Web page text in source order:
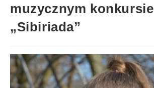
muzycznym konkursie
„Sibiriada”